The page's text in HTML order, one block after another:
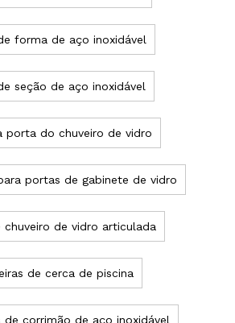
forma de aço inoxidável
seção de aço inoxidável
porta do chuveiro de vidro
portas de gabinete de vidro
de vidro articulada
de cerca de piscina
de corrimão de aço inoxidável